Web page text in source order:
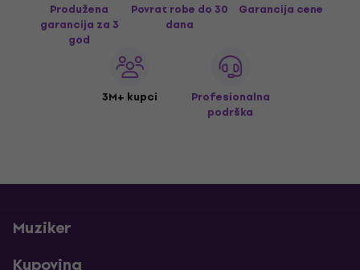
Produžena
garancija za 3
god
Povrat robe do 30
dana
Garancija cene
3M+ kupci
Profesionalna
podrška
Muziker
Kupovina